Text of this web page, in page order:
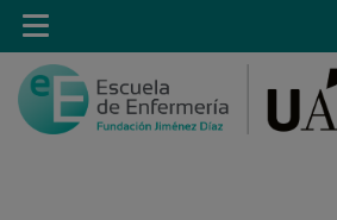
Saltar al contenido
Toggle
navigation